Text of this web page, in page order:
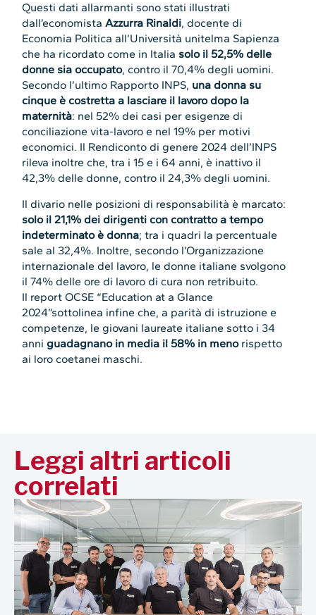
Questi dati allarmanti sono stati illustrati
dall’economistaAzzurra Rinaldi, docente di
Economia Politica all’Università unitelma Sapienza
che ha ricordato come in Italia solo il 52,5% delle
donne sia occupato, contro il 70,4% degli uomini.
Secondo l’ultimo Rapporto INPS, una donna su
cinque è costretta a lasciare il lavoro dopo la
maternità: nel 52% dei casi per esigenze di
conciliazione vita-lavoro e nel 19% per motivi
economici. Il Rendiconto di genere 2024 dell’INPS
rileva inoltre che, tra i 15 e i 64 anni, è inattivo il
42,3% delle donne, contro il 24,3% degli uomini.
Il divario nelle posizioni di responsabilità è marcato:
solo il 21,1% dei dirigenti con contratto a tempo
indeterminato è donna; tra i quadri la percentuale
sale al 32,4%. Inoltre, secondo l’Organizzazione
internazionale del lavoro, le donne italiane svolgono
il 74% delle ore di lavoro di cura non retribuito.
Il report OCSE “Education at a Glance
2024”sottolinea infine che, a parità di istruzione e
competenze, le giovani laureate italiane sotto i 34
anniguadagnano in media il 58% in meno rispetto
ai loro coetanei maschi.
Leggi altri articoli
correlati